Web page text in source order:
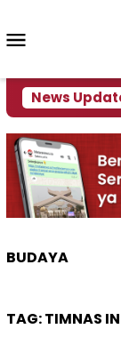
konten
News
World
BUDAYA
TAG:TIMNAS